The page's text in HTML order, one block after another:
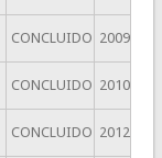
CONCLUIDO 2009
CONCLUIDO 2010
CONCLUIDO 2012